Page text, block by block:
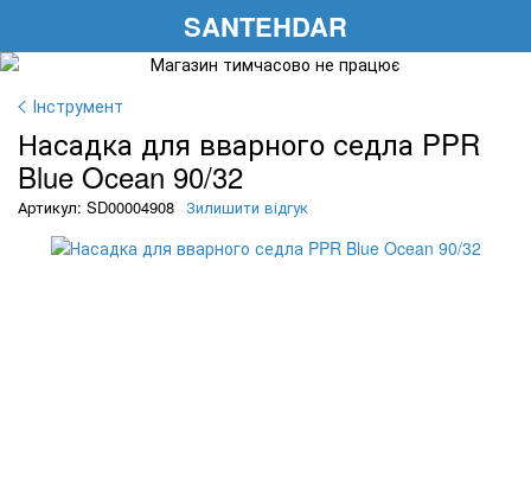
SANTEHDAR
Інструмент
Насадка для вварного седла PPR
Blue Ocean 90/32
Артикул: SD00004908 Зилишити відгук